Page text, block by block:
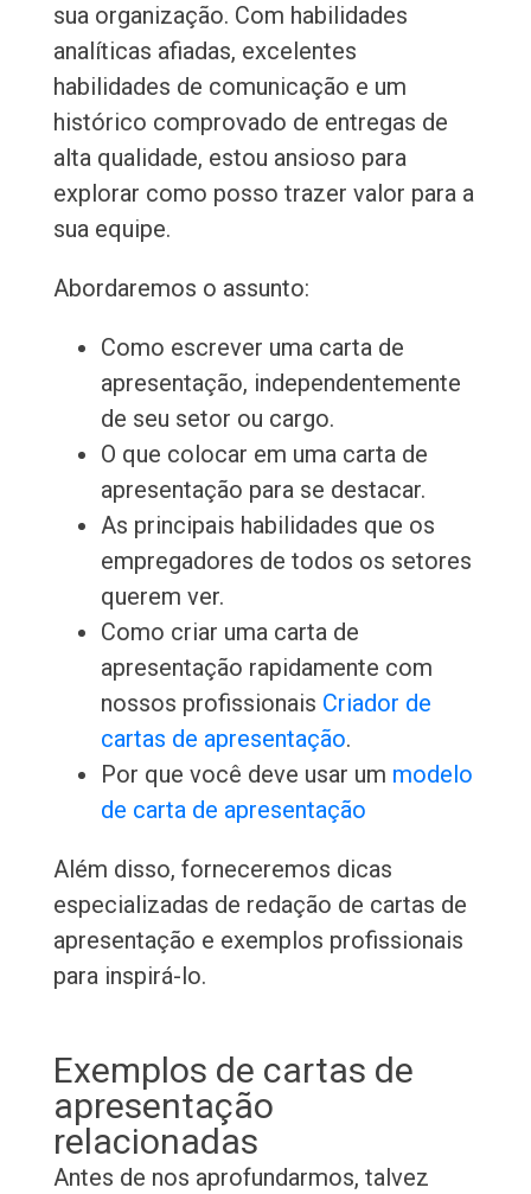
sua organização. Com habilidades
analíticas afiadas, excelentes
habilidades de comunicação e um
histórico comprovado de entregas de
alta qualidade, estou ansioso para
explorar como posso trazer valor para a
sua equipe.
Abordaremos o assunto:
Como escrever uma carta de
apresentação, independentemente
de seu setor ou cargo.
O que colocar em uma carta de
apresentação para se destacar.
As principais habilidades que os
empregadores de todos os setores
querem ver.
Como criar uma carta de
apresentação rapidamente com
nossos profissionais Criador de
cartas de apresentação.
Por que você deve usar um modelo
de carta de apresentação
Além disso, forneceremos dicas
especializadas de redação de cartas de
apresentação e exemplos profissionais
para inspirá-lo.
Exemplos de cartas de
apresentação
relacionadas
Antes de nos aprofundarmos, talvez